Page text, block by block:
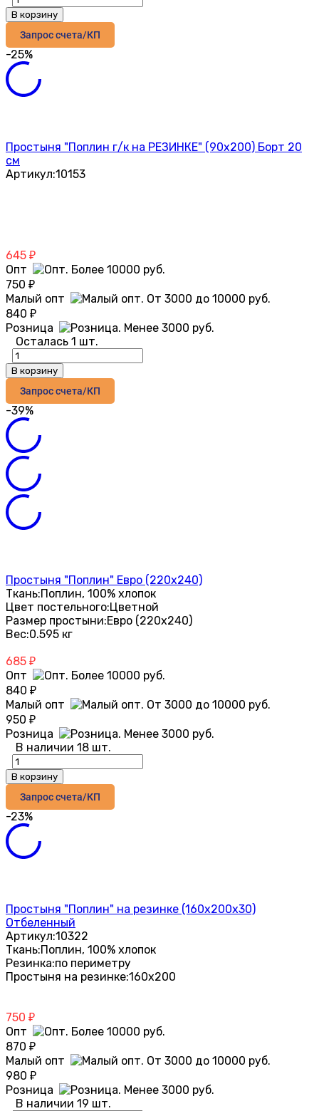
В корзину
Запрос счета/КП
-25%
Простыня "Поплин г/к на РЕЗИНКЕ" (90х200) Борт 20
см
Артикул:10153
645 ₽
Опт
750 ₽
Малый опт
840 ₽
Розница
Осталась 1 шт.
В корзину
Запрос счета/КП
-39%
Простыня "Поплин" Евро (220х240)
Ткань:Поплин, 100% хлопок
Цвет постельного:Цветной
Размер простыни:Евро (220х240)
Вес:0.595 кг
685 ₽
Опт
840 ₽
Малый опт
950 ₽
Розница
В наличии 18 шт.
В корзину
Запрос счета/КП
-23%
Простыня "Поплин" на резинке (160х200х30)
Отбеленный
Артикул:10322
Ткань:Поплин, 100% хлопок
Резинка:по периметру
Простыня на резинке:160х200
750 ₽
Опт
870 ₽
Малый опт
980 ₽
Розница
В наличии 19 шт.